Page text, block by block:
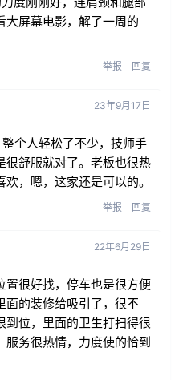
大屏幕电影，解了一周的
举报 回复
23年9月17日
个人轻松了不少，技师手
很舒服就对了。老板也很热
，嗯，这家还是可以的。
举报 回复
22年6月29日
置很好找，停车也是很方便
面的装修给吸引了，很不
到位，里面的卫生打扫得很
服务很热情，力度使的恰到